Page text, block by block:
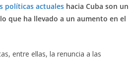
políticas actuales hacia Cuba son un
que ha llevado a un aumento en el
entre ellas, la renuncia a las